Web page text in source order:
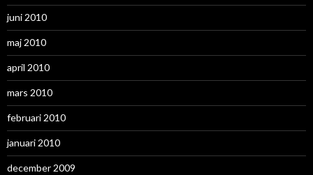
juni 2010
maj 2010
april 2010
mars 2010
februari 2010
januari 2010
december 2009